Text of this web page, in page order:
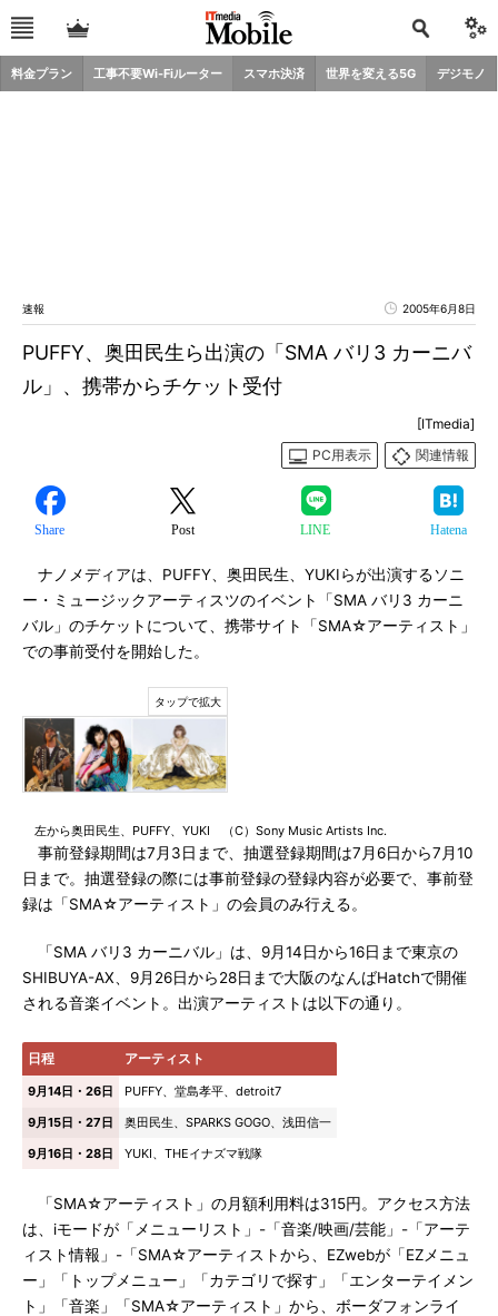
料金プラン 工事不要Wi-Fiルーター スマホ決済 世界を変える5G デジモノ
速報 2005年6月8日
PUFFY、奥田民生ら出演の「SMA バリ3 カーニバ
ル」、携帯からチケット受付
[ITmedia]
PC用表示
関連情報
Share Post LINE Hatena
ナノメディアは、PUFFY、奥田民生、YUKIらが出演するソニ
ー・ミュージックアーティスツのイベント「SMA バリ3 カーニ
バル」のチケットについて、携帯サイト「SMA☆アーティスト」
での事前受付を開始した。
左から奥田民生、PUFFY、YUKI （C）Sony Music Artists Inc.
事前登録期間は7月3日まで、抽選登録期間は7月6日から7月10
日まで。抽選登録の際には事前登録の登録内容が必要で、事前登
録は「SMA☆アーティスト」の会員のみ行える。
「SMA バリ3 カーニバル」は、9月14日から16日まで東京の
SHIBUYA-AX、9月26日から28日まで大阪のなんばHatchで開催
される音楽イベント。出演アーティストは以下の通り。
日程 アーティスト
9月14日・26日
PUFFY、堂島孝平、detroit7
9月15日・27日
奥田民生、SPARKS GOGO、浅田信一
9月16日・28日
YUKI、THEイナズマ戦隊
「SMA☆アーティスト」の月額利用料は315円。アクセス方法
は、iモードが「メニューリスト」-「音楽/映画/芸能」-「アーテ
ィスト情報」-「SMA☆アーティストから、EZwebが「EZメニュ
ー」「トップメニュー」「カテゴリで探す」「エンターテイメン
ト」「音楽」「SMA☆アーティスト」から、ボーダフォンライ